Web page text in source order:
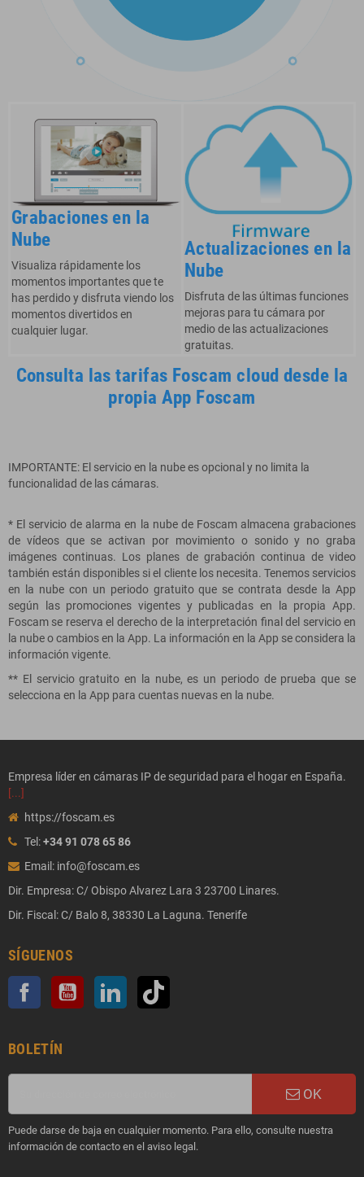
Grabaciones en la
Nube
Visualiza rápidamente los
momentos importantes que te
has perdido y disfruta viendo los
momentos divertidos en
cualquier lugar.
Actualizaciones en la
Nube
Disfruta de las últimas funciones
mejoras para tu cámara por
medio de las actualizaciones
gratuitas.
Consulta las tarifas Foscam cloud desde la
propia App Foscam
IMPORTANTE: El servicio en la nube es opcional y no limita la
funcionalidad de las cámaras.
* El servicio de alarma en la nube de Foscam almacena grabaciones
de vídeos que se activan por movimiento o sonido y no graba
imágenes continuas. Los planes de grabación continua de video
también están disponibles si el cliente los necesita. Tenemos servicios
en la nube con un periodo gratuito que se contrata desde la App
según las promociones vigentes y publicadas en la propia App.
Foscam se reserva el derecho de la interpretación final del servicio en
la nube o cambios en la App. La información en la App se considera la
información vigente.
** El servicio gratuito en la nube, es un periodo de prueba que se
selecciona en la App para cuentas nuevas en la nube.
Empresa líder en cámaras IP de seguridad para el hogar en España.
[...]
https://foscam.es
Tel:+34 91 078 65 86
Email: info@foscam.es
Dir. Empresa: C/ Obispo Alvarez Lara 3 23700 Linares.
Dir. Fiscal: C/ Balo 8, 38330 La Laguna. Tenerife
SÍGUENOS
Facebook YouTube LinkedIn
BOLETÍN
OK
Puede darse de baja en cualquier momento. Para ello, consulte nuestra
información de contacto en el aviso legal.